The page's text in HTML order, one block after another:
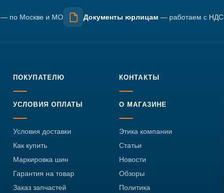
— по Москве и МО Документы юрлицам — работаем с НДС
ПОКУПАТЕЛЮ
УСЛОВИЯ ОПЛАТЫ
Условия доставки
Как купить
Маркировка шин
Гарантия на товар
Заказ запчастей
КОНТАКТЫ
О МАГАЗИНЕ
Этика компании
Статьи
Новости
Обзоры
Политика